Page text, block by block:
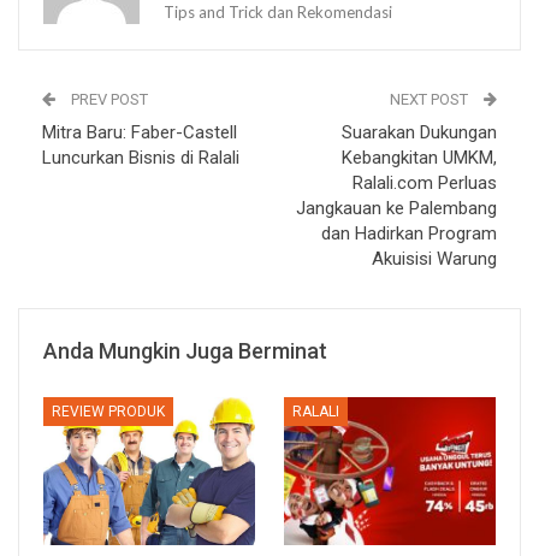
Tips and Trick dan Rekomendasi
PREV POST
Mitra Baru: Faber-Castell
Luncurkan Bisnis di Ralali
NEXT POST
Suarakan Dukungan
Kebangkitan UMKM,
Ralali.com Perluas
Jangkauan ke Palembang
dan Hadirkan Program
Akuisisi Warung
Anda Mungkin Juga Berminat
REVIEW PRODUK RALALI